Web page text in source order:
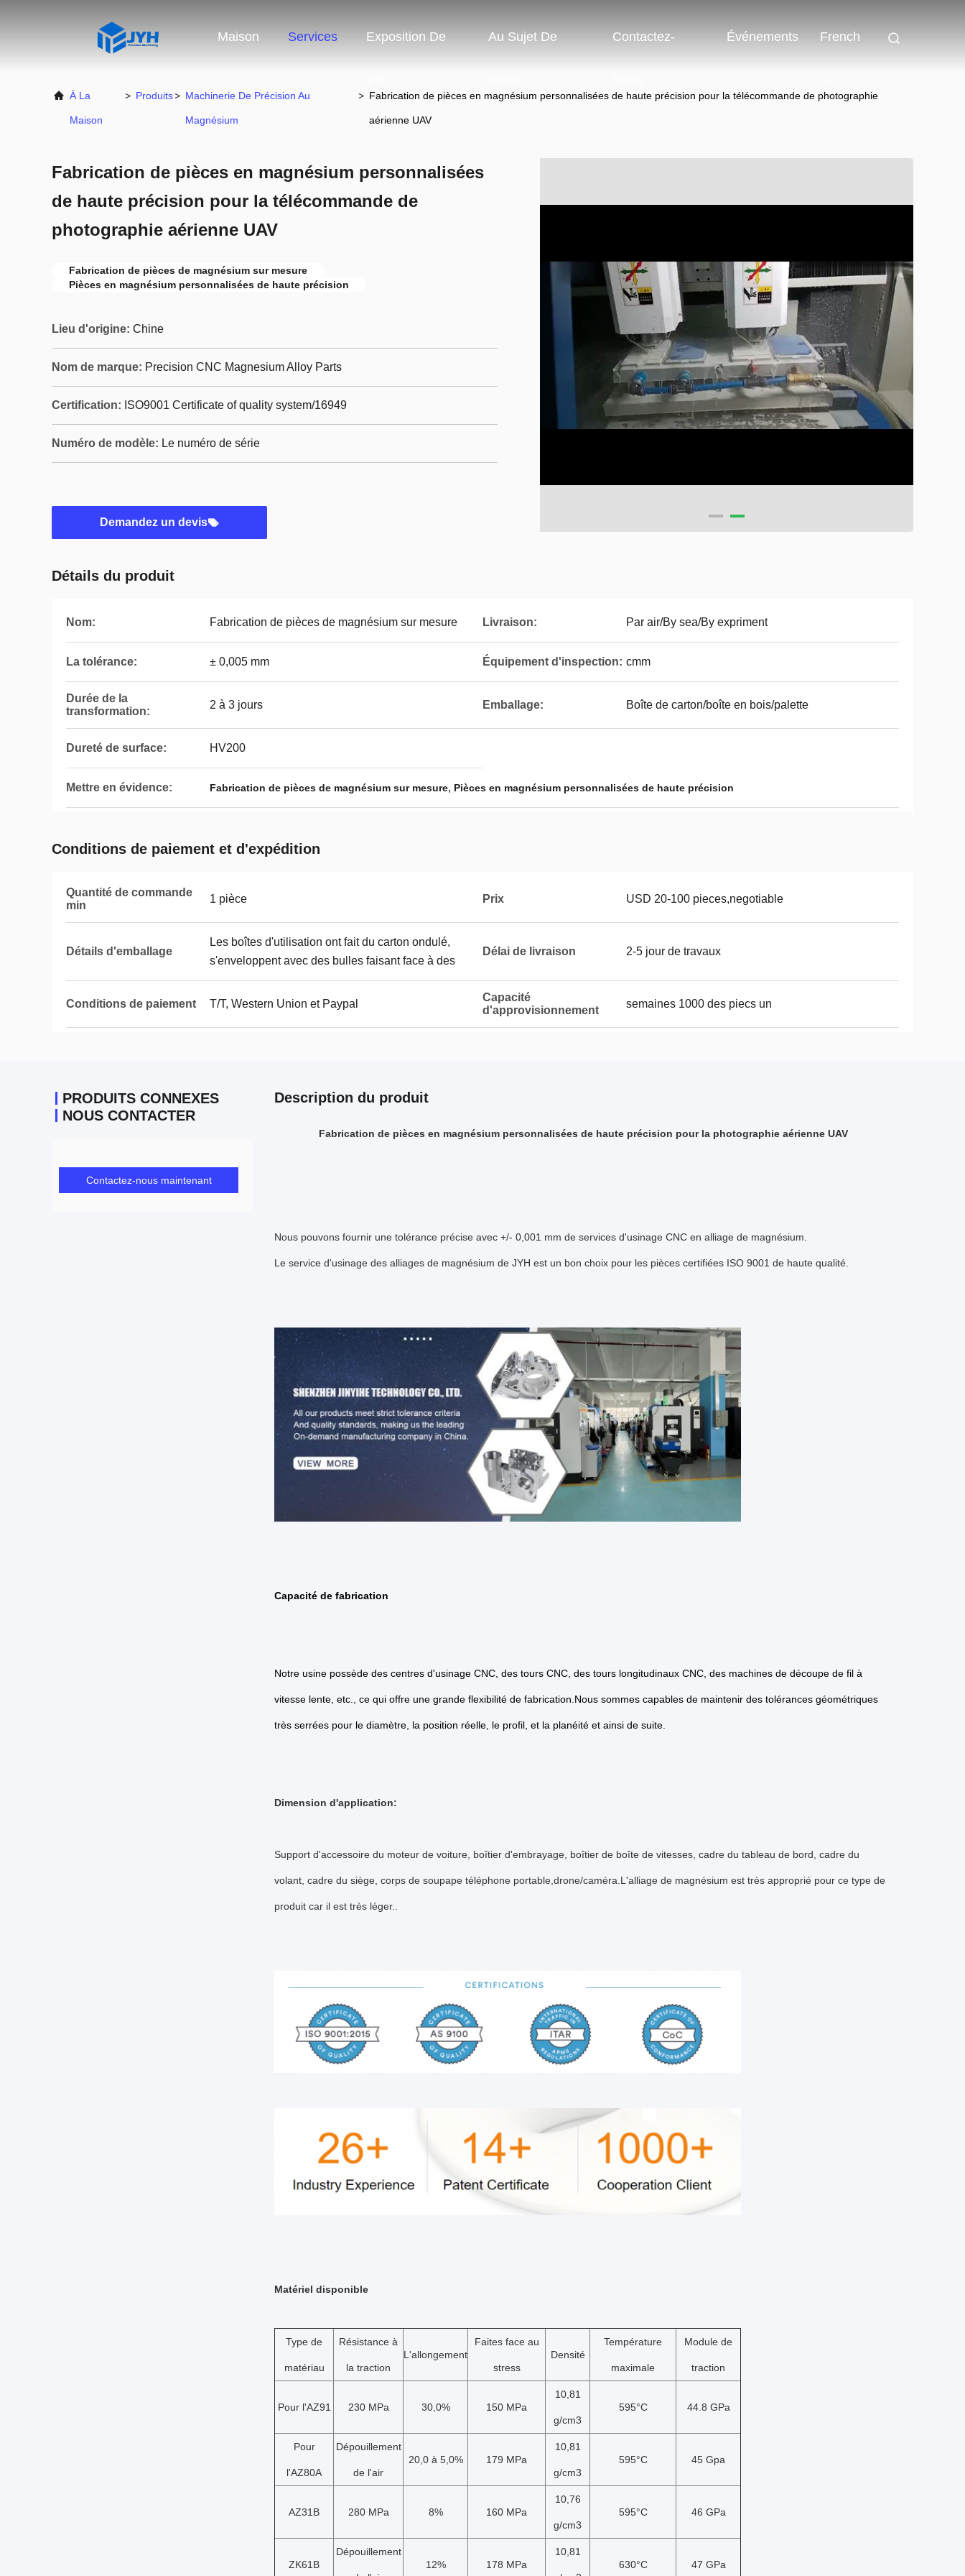
Maison Services Exposition De Au Sujet De Contactez- Événements French
À La
Maison
> Produits> Machinerie De Précision Au
Magnésium
> Fabrication de pièces en magnésium personnalisées de haute précision pour la télécommande de photographie
aérienne UAV
Fabrication de pièces en magnésium personnalisées
de haute précision pour la télécommande de
photographie aérienne UAV
Fabrication de pièces de magnésium sur mesure
Pièces en magnésium personnalisées de haute précision
Lieu d'origine: Chine
Nom de marque: Precision CNC Magnesium Alloy Parts
Certification: ISO9001 Certificate of quality system/16949
Numéro de modèle: Le numéro de série
Demandez un devis
Détails du produit
Nom: Fabrication de pièces de magnésium sur mesure Livraison: Par air/By sea/By expriment
La tolérance: ± 0,005 mm Équipement d'inspection: cmm
Durée de la
transformation:
2 à 3 jours Emballage: Boîte de carton/boîte en bois/palette
Dureté de surface: HV200
Mettre en évidence: Fabrication de pièces de magnésium sur mesure, Pièces en magnésium personnalisées de haute précision
Conditions de paiement et d'expédition
Quantité de commande
min
1 pièce Prix USD 20-100 pieces,negotiable
Détails d'emballage
Les boîtes d'utilisation ont fait du carton ondulé,
s'enveloppent avec des bulles faisant face à des
Délai de livraison 2-5 jour de travaux
Conditions de paiement T/T, Western Union et Paypal
Capacité
d'approvisionnement
semaines 1000 des piecs un
PRODUITS CONNEXES
NOUS CONTACTER
Contactez-nous maintenant
Description du produit
Fabrication de pièces en magnésium personnalisées de haute précision pour la photographie aérienne UAV
Nous pouvons fournir une tolérance précise avec +/- 0,001 mm de services d'usinage CNC en alliage de magnésium.
Le service d'usinage des alliages de magnésium de JYH est un bon choix pour les pièces certifiées ISO 9001 de haute qualité.
Capacité de fabrication
Notre usine possède des centres d'usinage CNC, des tours CNC, des tours longitudinaux CNC, des machines de découpe de fil à
vitesse lente, etc., ce qui offre une grande flexibilité de fabrication. Nous sommes capables de maintenir des tolérances géométriques
très serrées pour le diamètre, la position réelle, le profil, et la planéité et ainsi de suite.
Dimension d'application:
Support d'accessoire du moteur de voiture, boîtier d'embrayage, boîtier de boîte de vitesses, cadre du tableau de bord, cadre du
volant, cadre du siège, corps de soupape téléphone portable,drone/caméra.L'alliage de magnésium est très approprié pour ce type de
produit car il est très léger..
Matériel disponible
Type de
matériau
Résistance à
la traction
L'allongement
Faites face au
stress
Densité
Température
maximale
Module de
traction
Pour l'AZ91 230 MPa 30,0% 150 MPa
10,81
g/cm3
595°C 44.8 GPa
Pour
l'AZ80A
Dépouillement
de l'air
20,0 à 5,0% 179 MPa
10,81
g/cm3
595°C 45 Gpa
AZ31B 280 MPa 8% 160 MPa
10,76
g/cm3
595°C 46 GPa
ZK61B
Dépouillement
12% 178 MPa
10,81
630°C 47 GPa